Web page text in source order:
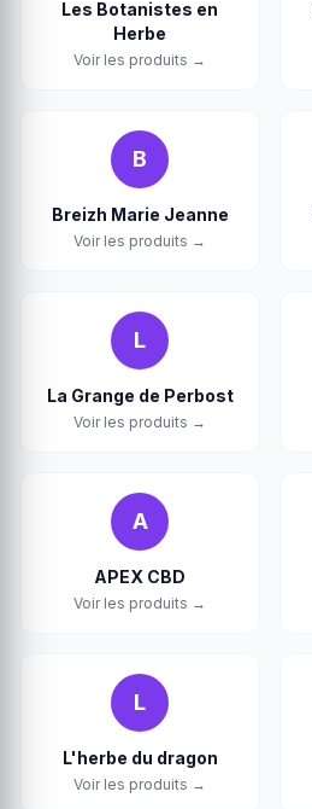
Les Botanistes en
Herbe
Voir les produits →
B
Breizh Marie Jeanne
Voir les produits →
L
La Grange de Perbost
Voir les produits →
A
APEX CBD
Voir les produits →
L
L'herbe du dragon
Voir les produits →